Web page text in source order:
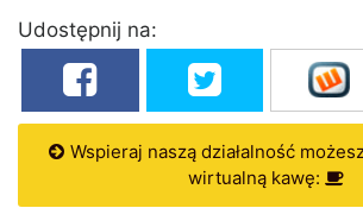
Udostępnij na:
Wspieraj naszą działalność
wirtualną kawę: